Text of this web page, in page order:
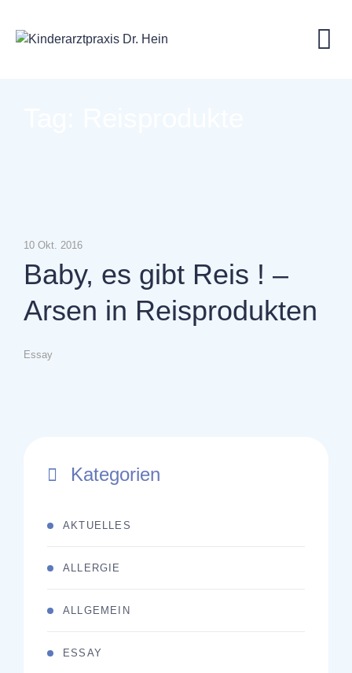
content
10 Okt. 2016
Baby, es gibt Reis ! –
Arsen in Reisprodukten
Essay
Kategorien
AKTUELLES
ALLERGIE
ALLGEMEIN
ESSAY